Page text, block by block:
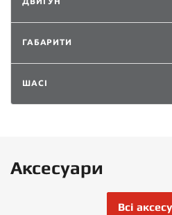
ГАБАРИТИ
ШАСІ
Аксесуари
Всі